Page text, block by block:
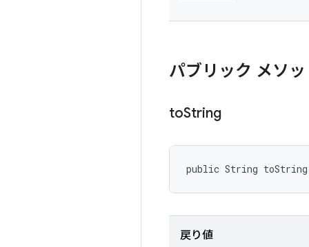
パブリック メソッ
toString
public String
戻り値